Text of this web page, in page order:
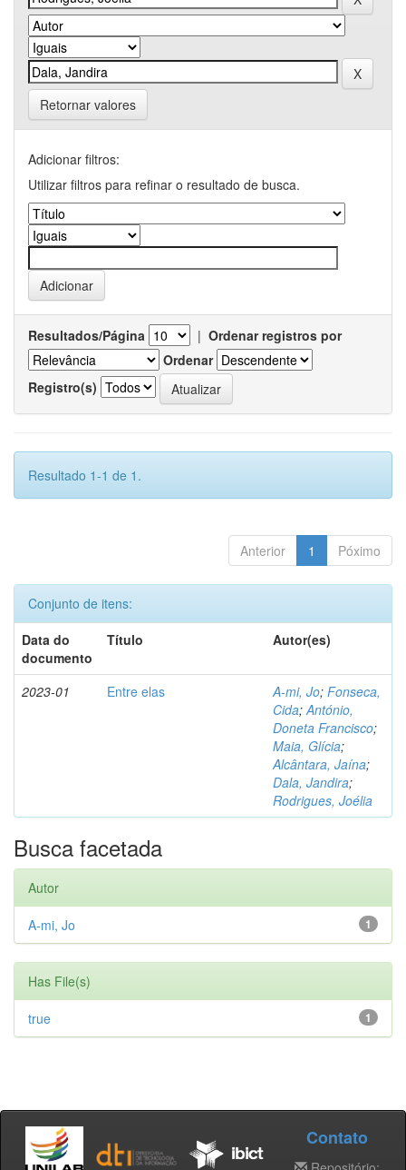
Retornar valores
Adicionar filtros:
Utilizar filtros para refinar o resultado de busca.
Resultados/Página | Ordenar registros por
Ordenar
Registro(s)
Resultado 1-1 de 1.
Anterior 1 Póximo
Conjunto de itens:
Data do
documento
Título Autor(es)
2023-01 Entre elas A-mi, Jo; Fonseca,
Cida;António,
Doneta Francisco;
Maia, Glícia;
Alcântara, Jaína;
Dala, Jandira;
Rodrigues, Joélia
Busca facetada
Autor
1
A-mi, Jo
Has File(s)
1
true
Contato